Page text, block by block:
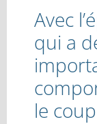
Avec
qui a
le